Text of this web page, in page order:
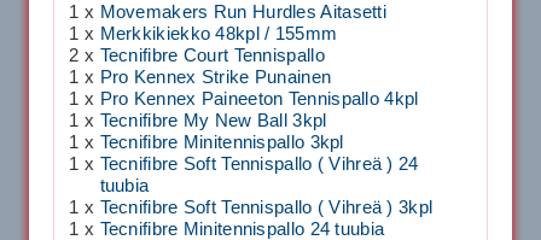
1 x Movemakers Run Hurdles Aitasetti
1 x Merkkikiekko 48kpl / 155mm
2 x Tecnifibre Court Tennispallo
1 x Pro Kennex Strike Punainen
1 x Pro Kennex Paineeton Tennispallo 4kpl
1 x Tecnifibre My New Ball 3kpl
1 x Tecnifibre Minitennispallo 3kpl
1 x Tecnifibre Soft Tennispallo ( Vihreä ) 24
tuubia
1 x Tecnifibre Soft Tennispallo ( Vihreä ) 3kpl
1 x Tecnifibre Minitennispallo 24 tuubia